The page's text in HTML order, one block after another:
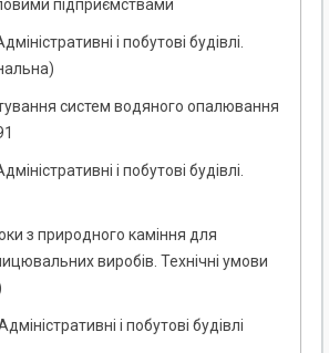
підприємствами
і побутові будівлі.
систем водяного опалювання
і побутові будівлі.
з природного каміння для
виробів. Технічні умови
і побутові будівлі